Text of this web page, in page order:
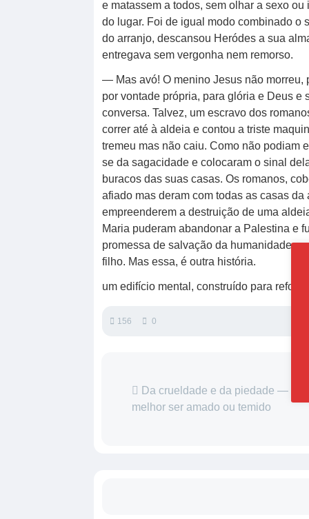
e matassem a todos, sem olhar a sexo
do lugar. Foi de igual modo combinado o
do arranjo, descansou Heródes a sua
entregava sem vergonha nem remorso.
— Mas avó! O menino Jesus não
por vontade própria, para glória e Deus
conversa. Talvez, um escravo dos
correr até à aldeia e contou a triste
tremeu mas não caiu. Como não podiam
se da sagacidade e colocaram o sinal
buracos das suas casas. Os romanos,
afiado mas deram com todas as casas
empreenderem a destruição de uma
Maria puderam abandonar a Palestina e
promessa de salvação da humanidade.
filho. Mas essa, é outra história.
um edifício mental, construído para
156 0
Da crueldade e da piedade — se
melhor ser amado ou temido